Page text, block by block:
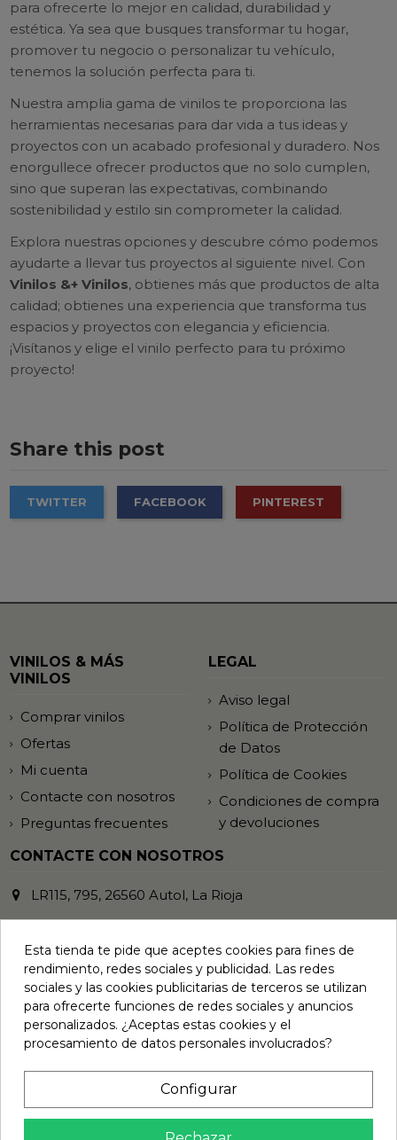
para ofrecerte lo mejor en calidad, durabilidad y
estética. Ya sea que busques transformar tu hogar,
promover tu negocio o personalizar tu vehículo,
tenemos la solución perfecta para ti.
Nuestra amplia gama de vinilos te proporciona las
herramientas necesarias para dar vida a tus ideas y
proyectos con un acabado profesional y duradero. Nos
enorgullece ofrecer productos que no solo cumplen,
sino que superan las expectativas, combinando
sostenibilidad y estilo sin comprometer la calidad.
Explora nuestras opciones y descubre cómo podemos
ayudarte a llevar tus proyectos al siguiente nivel. Con
Vinilos &+ Vinilos, obtienes más que productos de alta
calidad; obtienes una experiencia que transforma tus
espacios y proyectos con elegancia y eficiencia.
¡Visítanos y elige el vinilo perfecto para tu próximo
proyecto!
Share this post
TWITTER FACEBOOK PINTEREST
VINILOS & MÁS
VINILOS
Comprar vinilos
Ofertas
Mi cuenta
Contacte con nosotros
Preguntas frecuentes
LEGAL
Aviso legal
Política de Protección
de Datos
Política de Cookies
Condiciones de compra
y devoluciones
CONTACTE CON NOSOTROS
LR115, 795, 26560 Autol, La Rioja
941 485 372
info@vinilosymasvinilos.com
REDES SOCIALES
BOLETÍN DE NOTICIAS
Esta tienda te pide que aceptes cookies para fines de
rendimiento, redes sociales y publicidad. Las redes
sociales y las cookies publicitarias de terceros se utilizan
para ofrecerte funciones de redes sociales y anuncios
personalizados. ¿Aceptas estas cookies y el
procesamiento de datos personales involucrados?
Configurar